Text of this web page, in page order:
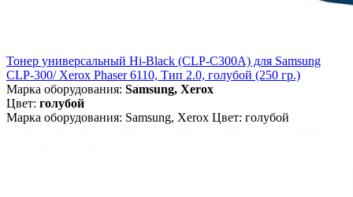
Тонер универсальный Hi-Black (CLP-C300A) для Samsung
CLP-300/ Xerox Phaser 6110, Тип 2.0, голубой (250 гр.)
Марка оборудования: Samsung, Xerox
Цвет: голубой
Марка оборудования: Samsung, Xerox Цвет: голубой